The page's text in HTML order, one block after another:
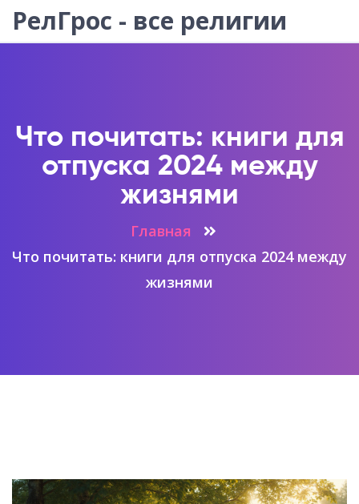
РелГрос - все религии
Что почитать: книги для
отпуска 2024 между
жизнями
Главная
Что почитать: книги для отпуска 2024 между
жизнями